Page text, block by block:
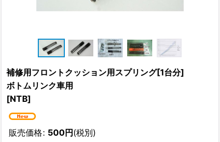
補修用フロントクッション用スプリング[1台分]
ボトムリンク車用
[NTB]
販売価格: 500円(税別)